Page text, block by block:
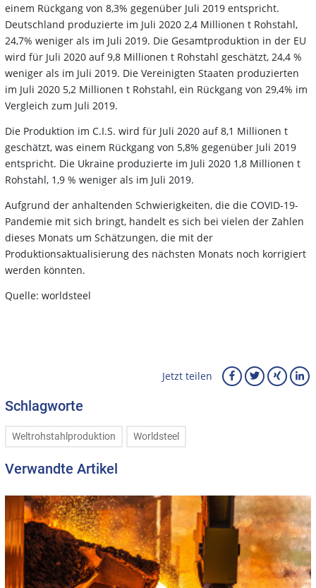
einem Rückgang von 8,3% gegenüber Juli 2019 entspricht.
Deutschland produzierte im Juli 2020 2,4 Millionen t Rohstahl,
24,7% weniger als im Juli 2019. Die Gesamtproduktion in der EU
wird für Juli 2020 auf 9,8 Millionen t Rohstahl geschätzt, 24,4 %
weniger als im Juli 2019. Die Vereinigten Staaten produzierten
im Juli 2020 5,2 Millionen t Rohstahl, ein Rückgang von 29,4% im
Vergleich zum Juli 2019.
Die Produktion im C.I.S. wird für Juli 2020 auf 8,1 Millionen t
geschätzt, was einem Rückgang von 5,8% gegenüber Juli 2019
entspricht. Die Ukraine produzierte im Juli 2020 1,8 Millionen t
Rohstahl, 1,9 % weniger als im Juli 2019.
Aufgrund der anhaltenden Schwierigkeiten, die die COVID-19-
Pandemie mit sich bringt, handelt es sich bei vielen der Zahlen
dieses Monats um Schätzungen, die mit der
Produktionsaktualisierung des nächsten Monats noch korrigiert
werden könnten.
Quelle: worldsteel
Jetzt teilen
Schlagworte
Weltrohstahlproduktion Worldsteel
Verwandte Artikel